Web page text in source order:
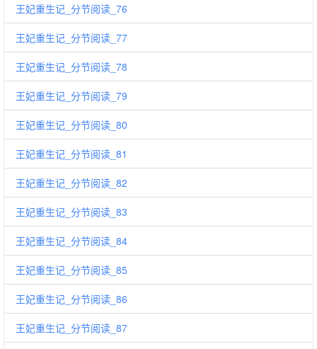
王妃重生记_分节阅读_76
王妃重生记_分节阅读_77
王妃重生记_分节阅读_78
王妃重生记_分节阅读_79
王妃重生记_分节阅读_80
王妃重生记_分节阅读_81
王妃重生记_分节阅读_82
王妃重生记_分节阅读_83
王妃重生记_分节阅读_84
王妃重生记_分节阅读_85
王妃重生记_分节阅读_86
王妃重生记_分节阅读_87